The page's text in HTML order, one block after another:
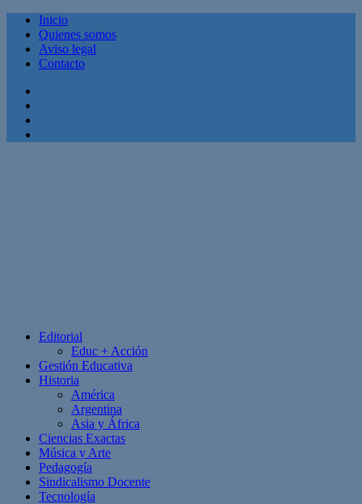
Inicio
Quienes somos
Aviso legal
Contacto
Editorial
Educ + Acción
Gestión Educativa
Historia
América
Argentina
Asia y África
Ciencias Exactas
Música y Arte
Pedagogía
Sindicalismo Docente
Tecnología